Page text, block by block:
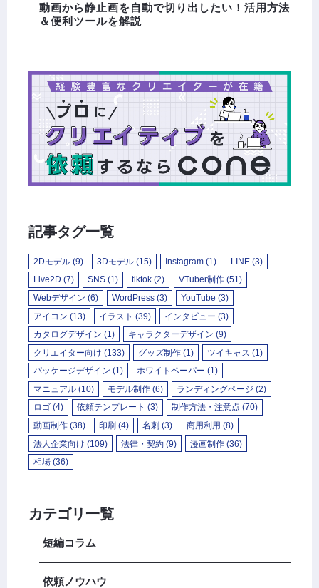
動画から静止画を自動で切り出したい！活用方法
＆便利ツールを解説
記事タグ一覧
2Dモデル (9) 3Dモデル (15) Instagram (1) LINE(3)
Live2D (7) SNS (1) tiktok (2) VTuber制作(51)
Webデザイン (6) WordPress (3) YouTube (3)
アイコン (13) イラスト (39) インタビュー (3)
カタログデザイン (1) キャラクターデザイン (9)
クリエイター向け (133) グッズ制作 (1) ツイキャス (1)
パッケージデザイン (1) ホワイトペーパー (1)
マニュアル (10) モデル制作 (6) ランディングページ (2)
ロゴ (4) 依頼テンプレート (3) 制作方法・注意点 (70)
動画制作 (38) 印刷 (4) 名刺 (3) 商用利用 (8)
法人企業向け (109) 法律・契約 (9) 漫画制作 (36)
相場 (36)
カテゴリ一覧
短編コラム
依頼ノウハウ